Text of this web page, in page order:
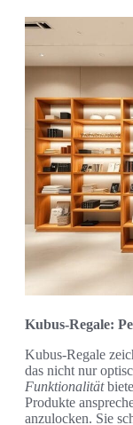
Kubus-Regale:
Kubus-Regale
das nicht nur
Funktionalität
Produkte
anzulocken. Sie